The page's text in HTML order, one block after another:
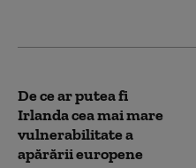
De ce ar putea fi
Irlanda cea mai mare
vulnerabilitate a
apărării europene